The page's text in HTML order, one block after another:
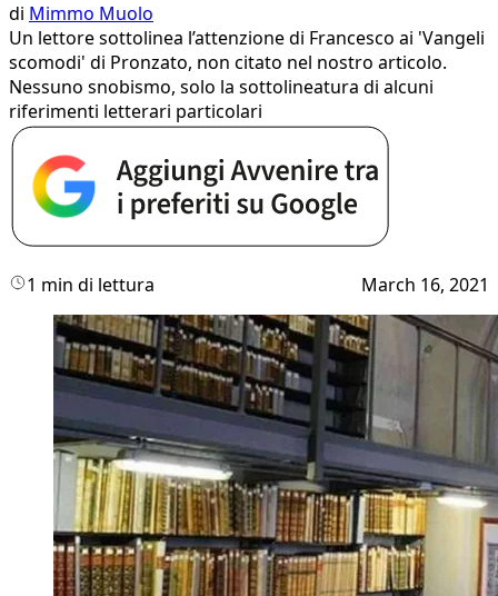
di Mimmo Muolo
Un lettore sottolinea l’attenzione di Francesco ai 'Vangeli
scomodi' di Pronzato, non citato nel nostro articolo.
Nessuno snobismo, solo la sottolineatura di alcuni
riferimenti letterari particolari
1 min di lettura March 16, 2021